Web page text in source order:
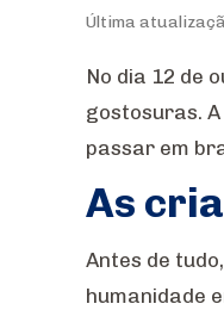
Última
No dia 12 de
gostosuras.
passar em
As
Antes de
humanidade